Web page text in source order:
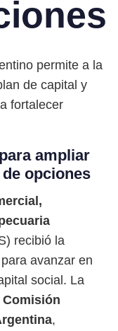
permite a la
de capital y
fortalecer
ampliar
opciones
recibió la
avanzar en
social. La
Comisión
,